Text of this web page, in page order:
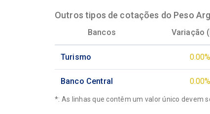
Outros tipos de cotações do Peso
Bancos Variação
Turismo 0.00%
Banco Central 0.00%
*: As linhas que contêm um valor único devem